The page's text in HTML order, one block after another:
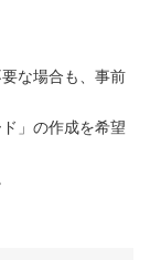
な場合も、事前
」の作成を希望